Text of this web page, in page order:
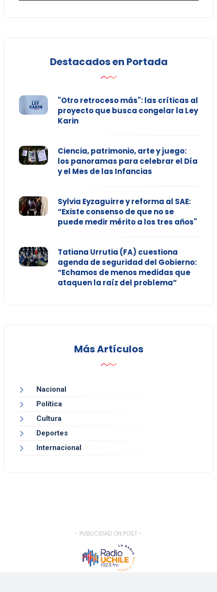
Destacados en Portada
"Otro retroceso más": las críticas al
proyecto que busca congelar la Ley
Karin
Ciencia, patrimonio, arte y juego:
los panoramas para celebrar el Día
y el Mes de las Infancias
Sylvia Eyzaguirre y reforma al SAE:
“Existe consenso de que no se
puede medir mérito a los tres años"
Tatiana Urrutia (FA) cuestiona
agenda de seguridad del Gobierno:
“Echamos de menos medidas que
ataquen la raíz del problema”
Más Artículos
Nacional
Política
Cultura
Deportes
Internacional
- PUBLICIDAD ON POST -